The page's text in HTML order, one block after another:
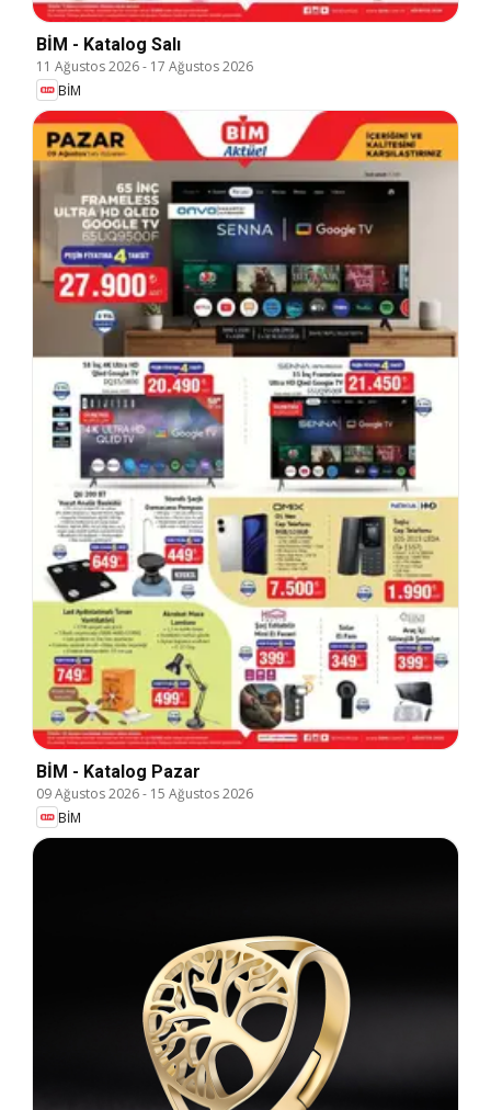
BİM - Katalog Salı
11 Ağustos 2026- 17 Ağustos 2026
BİM
BİM - Katalog Pazar
09 Ağustos 2026- 15 Ağustos 2026
BİM